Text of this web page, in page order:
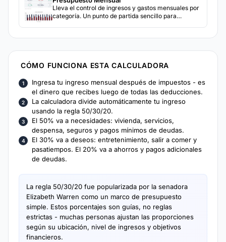
Lleva el control de ingresos y gastos mensuales por
categoría. Un punto de partida sencillo para
CÓMO FUNCIONA ESTA CALCULADORA
Ingresa tu ingreso mensual después de impuestos - es
el dinero que recibes luego de todas las deducciones.
La calculadora divide automáticamente tu ingreso
usando la regla 50/30/20.
El 50% va a necesidades: vivienda, servicios,
despensa, seguros y pagos mínimos de deudas.
El 30% va a deseos: entretenimiento, salir a comer y
pasatiempos. El 20% va a ahorros y pagos adicionales
de deudas.
La regla 50/30/20 fue popularizada por la senadora
Elizabeth Warren como un marco de presupuesto
simple. Estos porcentajes son guías, no reglas
estrictas - muchas personas ajustan las proporciones
según su ubicación, nivel de ingresos y objetivos
financieros.